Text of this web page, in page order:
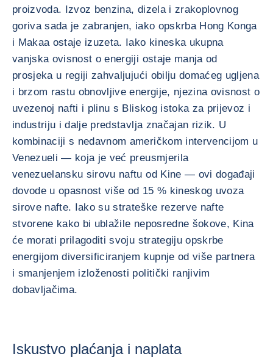
proizvoda. Izvoz benzina, dizela i zrakoplovnog
goriva sada je zabranjen, iako opskrba Hong Konga
i Makaa ostaje izuzeta. Iako kineska ukupna
vanjska ovisnost o energiji ostaje manja od
prosjeka u regiji zahvaljujući obilju domaćeg ugljena
i brzom rastu obnovljive energije, njezina ovisnost o
uvezenoj nafti i plinu s Bliskog istoka za prijevoz i
industriju i dalje predstavlja značajan rizik. U
kombinaciji s nedavnom američkom intervencijom u
Venezueli — koja je već preusmjerila
venezuelansku sirovu naftu od Kine — ovi događaji
dovode u opasnost više od 15 % kineskog uvoza
sirove nafte. Iako su strateške rezerve nafte
stvorene kako bi ublažile neposredne šokove, Kina
će morati prilagoditi svoju strategiju opskrbe
energijom diversificiranjem kupnje od više partnera
i smanjenjem izloženosti politički ranjivim
dobavljačima.
Iskustvo plaćanja i naplata